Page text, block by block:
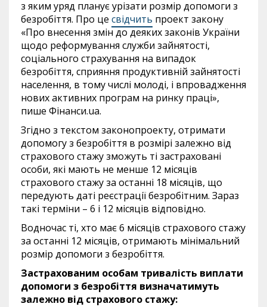
з яким уряд планує урізати розмір допомоги з
безробіття. Про це свідчить проект закону
«Про внесення змін до деяких законів України
щодо реформування служби зайнятості,
соціального страхування на випадок
безробіття, сприяння продуктивній зайнятості
населення, в тому числі молоді, і впровадження
нових активних програм на ринку праці»,
пише Фінанси.ua.
Згідно з текстом законопроекту, отримати
допомогу з безробіття в розмірі залежно від
страхового стажу зможуть ті застраховані
особи, які мають не менше 12 місяців
страхового стажу за останні 18 місяців, що
передують даті реєстрації безробітним. Зараз
такі терміни – 6 і 12 місяців відповідно.
Водночас ті, хто має 6 місяців страхового стажу
за останні 12 місяців, отримають мінімальний
розмір допомоги з безробіття.
Застрахованим особам тривалість виплати
допомоги з безробіття визначатимуть
залежно від страхового стажу: